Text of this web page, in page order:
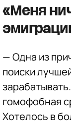
«Меня
— Одна из
поиски
гомофобная
Хотелось в